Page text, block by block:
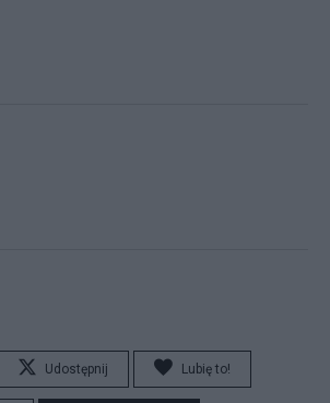
Udostępnij Lubię to!